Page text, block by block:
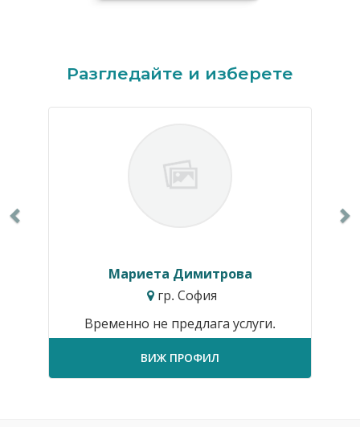
Разгледайте и изберете
Мариета Димитрова
гр. София
Временно не предлага услуги.
ВИЖ ПРОФИЛ